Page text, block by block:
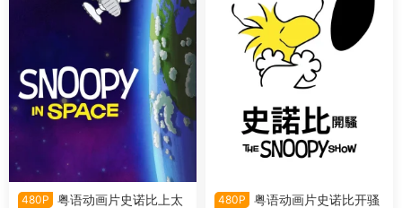
480P
粤语动画片史诺比上太
480P
粤语动画片史诺比开骚